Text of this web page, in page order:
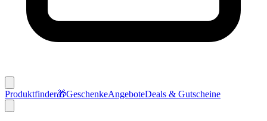
Produktfinder🎁GeschenkeAngeboteDeals & Gutscheine